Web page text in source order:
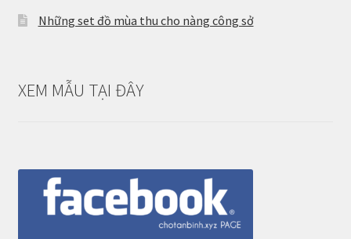
Những set đồ mùa thu cho nàng công sở
XEM MẪU TẠI ĐÂY